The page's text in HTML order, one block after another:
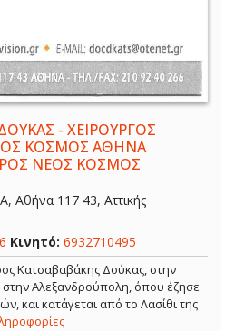
- ΧΕΙΡΟΥΡΓΟΣ
ΚΟΣΜΟΣ ΑΘΗΝΑ
ΝΕΟΣ ΚΟΣΜΟΣ
Αθήνα 117 43, Αττικής
Κινητό: 6932710495
Κατσαβαβάκης Δούκας, στην
Αλεξανδρούπολη, όπου έζησε
και κατάγεται από το Λασίθι της